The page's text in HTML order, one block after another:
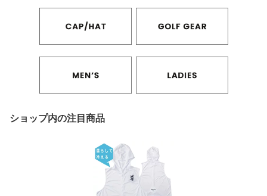
ショップ内の注目商品